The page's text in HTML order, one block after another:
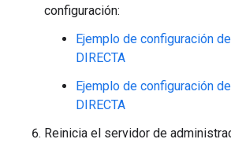
configuración:
Ejemplo de configuración
DIRECTA
Ejemplo de configuración
DIRECTA
Reinicia el servidor de